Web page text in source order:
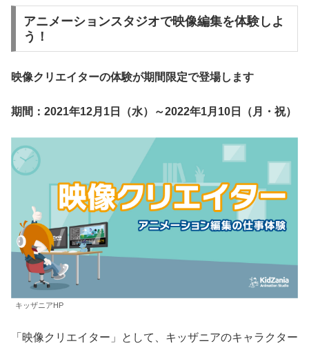
アニメーションスタジオで映像編集を体験しよ
う！
映像クリエイターの体験が期間限定で登場します
期間：2021年12月1日（水）～2022年1月10日（月・祝）
キッザニアHP
「映像クリエイター」として、キッザニアのキャラクター